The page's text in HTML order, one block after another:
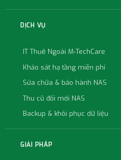
DỊCH VỤ
IT Thuê Ngoài M-TechCare
Khảo sát hạ tầng miễn phí
Sửa chữa & bảo hành NAS
Thu cũ đổi mới NAS
Backup & khôi phục dữ liệu
GIẢI PHÁP